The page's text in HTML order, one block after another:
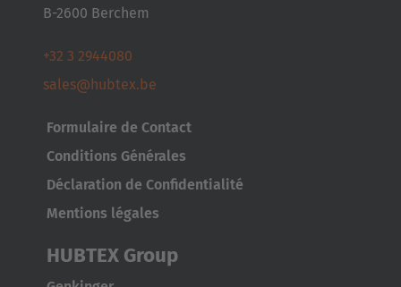
ASIA/PACIFIC
Australia
English
Japan
Japanese
Türkiye
B-2600 Berchem
+32 3 2944080
sales@hubtex.be
Formulaire de Contact
Conditions Générales
Déclaration de Confidentialité
Mentions légales
HUBTEX Group